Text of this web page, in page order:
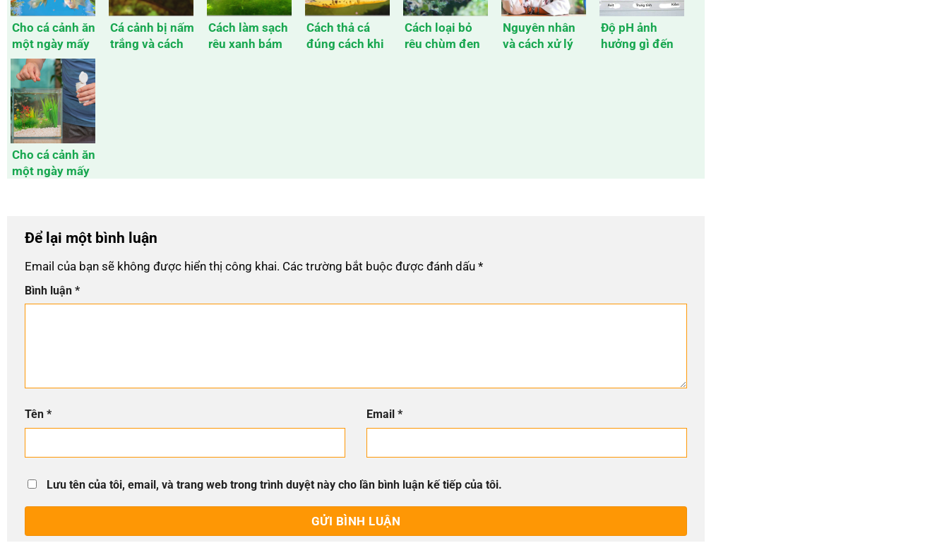
Cho cá cảnh ăn
một ngày mấy
lần là phù hợp
Cá cảnh bị nấm
trắng và cách
Cách làm sạch
rêu xanh bám
Cách thả cá
đúng cách khi
Cách loại bỏ
rêu chùm đen
Nguyên nhân
và cách xử lý
Độ pH ảnh
hưởng gì đến
Cho cá cảnh ăn
một ngày mấy
Để lại một bình luận
Email của bạn sẽ không được hiển thị công khai. Các trường bắt buộc được đánh dấu *
Bình luận *
Tên * Email *
Lưu tên của tôi, email, và trang web trong trình duyệt này cho lần bình luận kế tiếp của tôi.